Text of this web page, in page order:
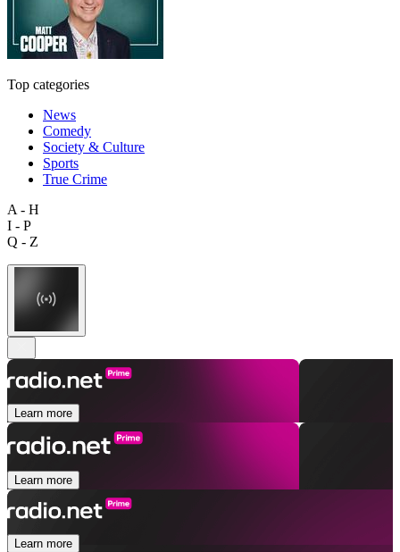
Top categories
News
Comedy
Society & Culture
Sports
True Crime
A - H
I - P
Q - Z
Learn more
Learn more
Learn more